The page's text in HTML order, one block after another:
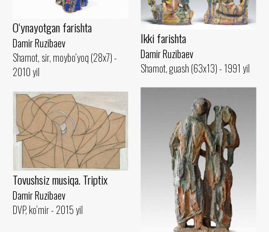
O‘ynayotgan farishta
Damir Ruzibaev
Shamot, sir, moybo‘yoq (28x7) -
2010 yil
Ikki farishta
Damir Ruzibaev
Shamot, guash (63x13) - 1991 yil
Tovushsiz musiqa. Triptix
Damir Ruzibaev
DVP, ko‘mir - 2015 yil